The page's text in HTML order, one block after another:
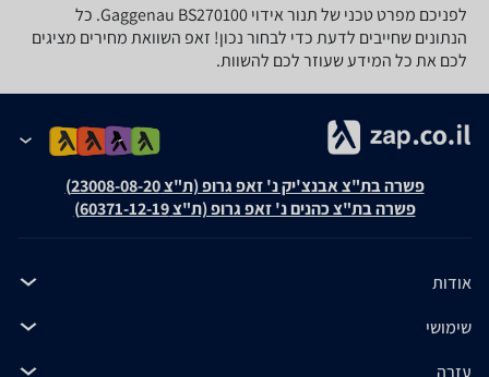
לפניכם מפרט טכני של ‏תנור אידוי Gaggenau BS270100. כל
הנתונים שחייבים לדעת כדי לבחור נכון! זאפ השוואת מחירים מציגים
לכם את כל המידע שעוזר לכם להשוות.
פשרה בת"צ אבנצ'יק נ' זאפ גרופ (ת"צ 23008-08-20)
פשרה בת"צ כהנים נ' זאפ גרופ (ת"צ 60371-12-19)
אודות
שימושי